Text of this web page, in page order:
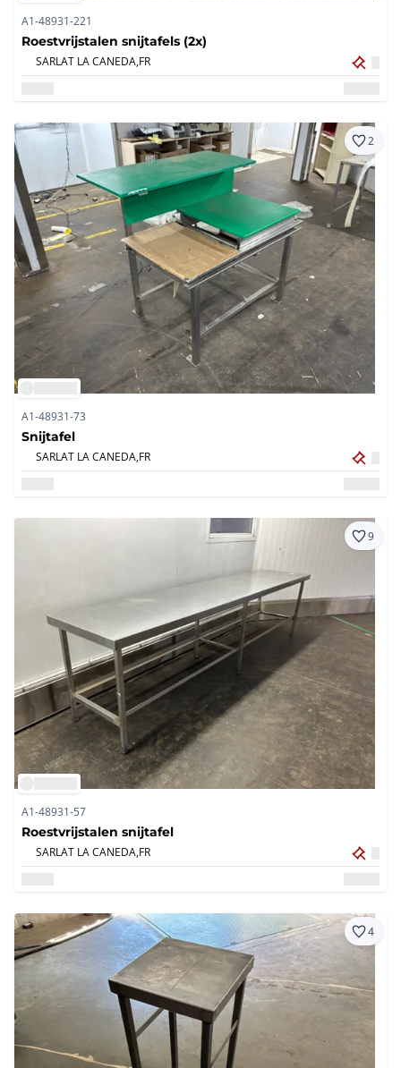
A1-48931-221
Roestvrijstalen snijtafels (2x)
SARLAT LA CANEDA,FR
2
A1-48931-73
Snijtafel
SARLAT LA CANEDA,FR
9
A1-48931-57
Roestvrijstalen snijtafel
SARLAT LA CANEDA,FR
4